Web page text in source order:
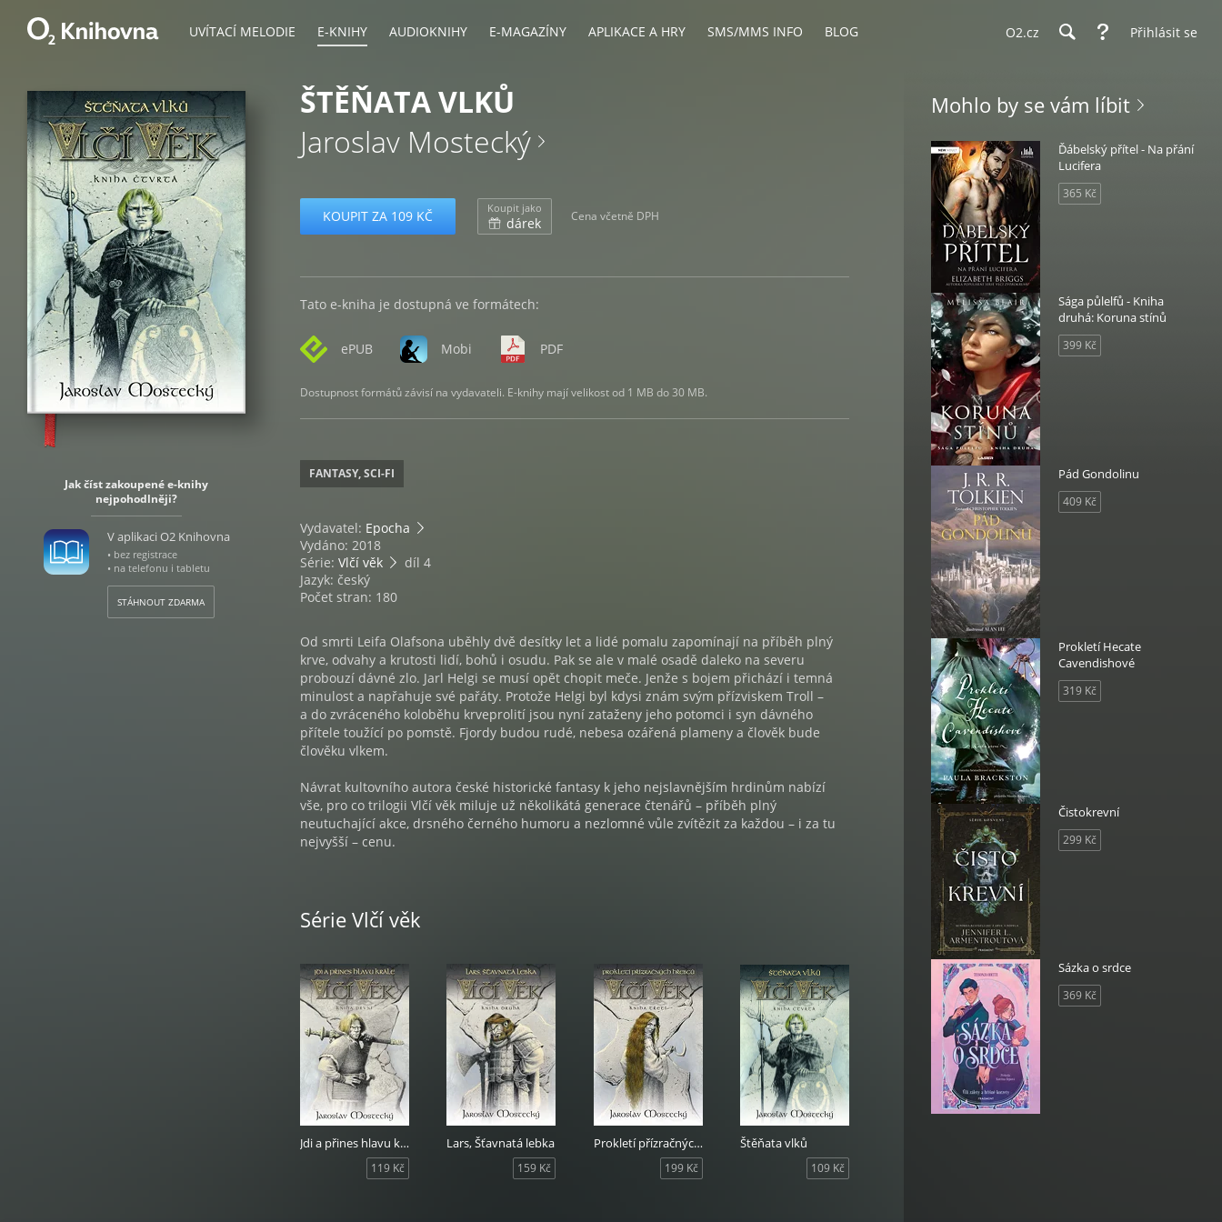
UVÍTACÍ MELODIE E-KNIHY AUDIOKNIHY E-MAGAZÍNY APLIKACE A HRY SMS/MMS INFO BLOG O2.cz Přihlásit se
Jak číst zakoupené e-knihy
nejpohodlněji?
V aplikaci O2 Knihovna
• bez registrace
• na telefonu i tabletu
STÁHNOUT ZDARMA
ŠTĚŇATA VLKŮ
Jaroslav Mostecký
KOUPIT ZA 109 KČ Koupit jako
dárek Cena včetně DPH
Tato e-kniha je dostupná ve formátech:
ePUB Mobi PDF
Dostupnost formátů závisí na vydavateli. E-knihy mají velikost od 1 MB do 30 MB.
FANTASY, SCI-FI
Vydavatel: Epocha
Vydáno: 2018
Série: Vlčí věk
díl 4
Jazyk: český
Počet stran: 180
Od smrti Leifa Olafsona uběhly dvě desítky let a lidé pomalu zapomínají na příběh plný
krve, odvahy a krutosti lidí, bohů i osudu. Pak se ale v malé osadě daleko na severu
probouzí dávné zlo. Jarl Helgi se musí opět chopit meče. Jenže s bojem přichází i temná
minulost a napřahuje své pařáty. Protože Helgi byl kdysi znám svým přízviskem Troll –
a do zvráceného koloběhu krveprolití jsou nyní zataženy jeho potomci i syn dávného
přítele toužící po pomstě. Fjordy budou rudé, nebesa ozářená plameny a člověk bude
člověku vlkem.
Návrat kultovního autora české historické fantasy k jeho nejslavnějším hrdinům nabízí
vše, pro co trilogii Vlčí věk miluje už několikátá generace čtenářů – příběh plný
neutuchající akce, drsného černého humoru a nezlomné vůle zvítězit za každou – i za tu
nejvyšší – cenu.
Série Vlčí věk
Jdi a přines hlavu krále
119 Kč
Lars, Šťavnatá lebka
159 Kč
Prokletí přízračných hřebců
199 Kč
Štěňata vlků
109 Kč
Mohlo by se vám líbit
Ďábelský přítel - Na přání
Lucifera
365 Kč
Sága půlelfů - Kniha
druhá: Koruna stínů
399 Kč
Pád Gondolinu
409 Kč
Prokletí Hecate
Cavendishové
319 Kč
Čistokrevní
299 Kč
Sázka o srdce
369 Kč